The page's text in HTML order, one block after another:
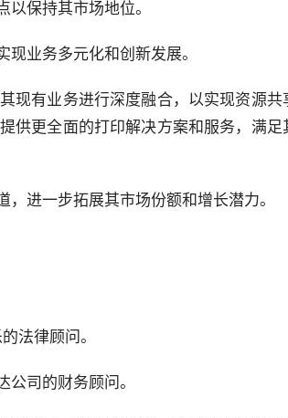
保持其市场地位。
业务多元化和创新发展。
现有业务进行深度融合，以实现资源共
供更全面的打印解决方案和服务，满足
进一步拓展其市场份额和增长潜力。
法律顾问。
司的财务顾问。